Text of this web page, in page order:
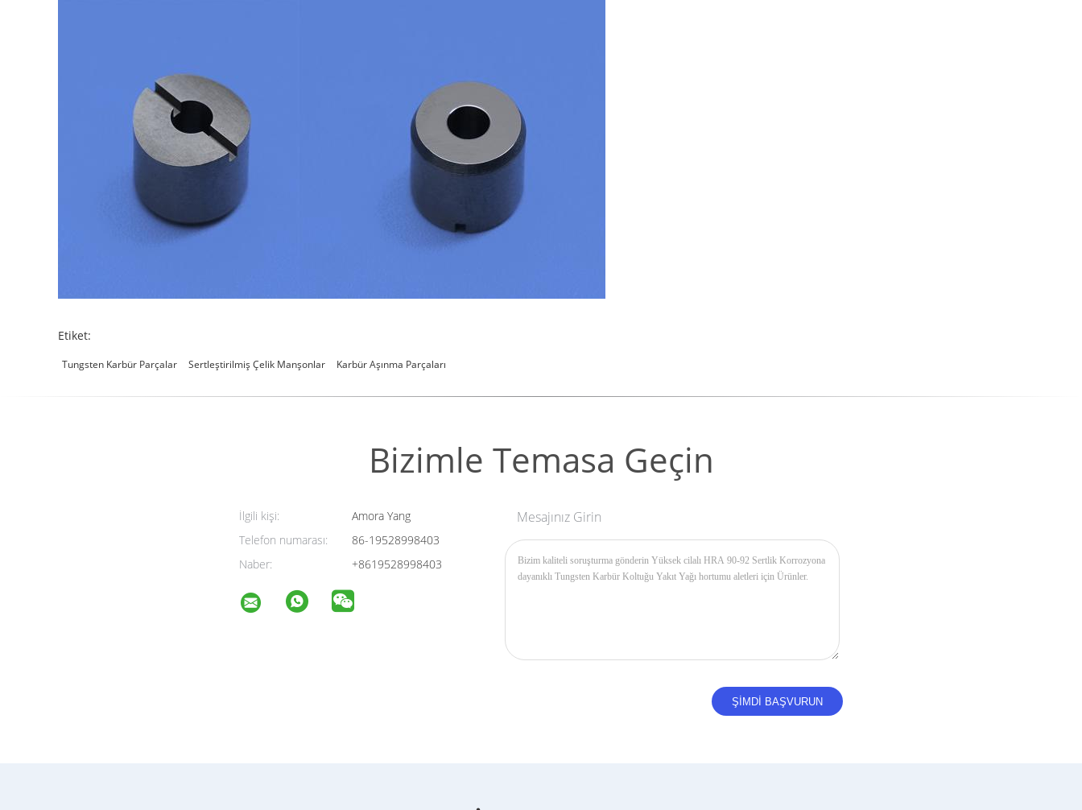
Etiket:
Tungsten Karbür Parçalar Sertleştirilmiş Çelik Manşonlar Karbür Aşınma Parçaları
Bizimle Temasa Geçin
İlgili kişi:
Amora Yang
Telefon numarası:
86-19528998403
Naber:
+8619528998403
Mesajınız Girin